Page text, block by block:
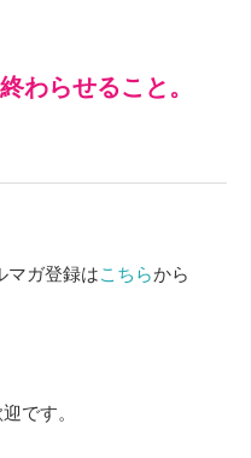
わらせること。
ガ登録はこちらから
です。